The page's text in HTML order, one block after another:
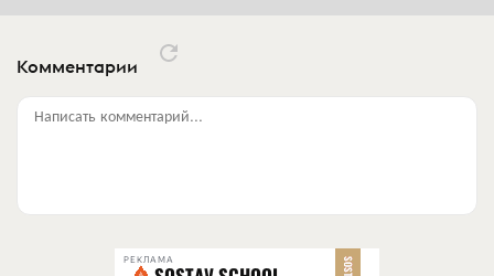
Комментарии
Написать комментарий...
РЕКЛАМА